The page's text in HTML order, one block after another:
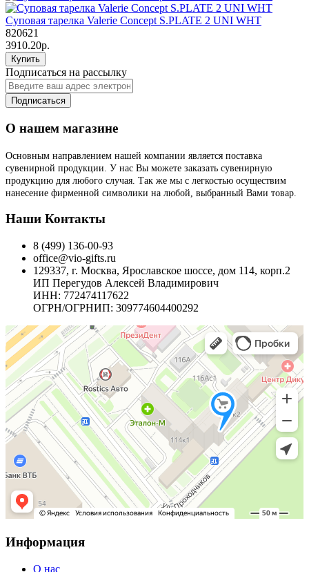
Суповая тарелка Valerie Concept S.PLATE 2 UNI WHT
820621
3910.20р.
Купить
Подписаться на рассылку
Подписаться
О нашем магазине
Основным направлением нашей компании является поставка
сувенирной продукции. У нас Вы можете заказать сувенирную
продукцию для любого случая. Так же мы с легкостью осуществим
нанесение фирменной символики на любой, выбранный Вами товар.
Наши Контакты
8 (499) 136-00-93
office@vio-gifts.ru
129337, г. Москва, Ярославское шоссе, дом 114, корп.2
ИП Перегудов Алексей Владимирович
ИНН: 772474117622
ОГРН/ОГРНИП: 309774604400292
Информация
О нас